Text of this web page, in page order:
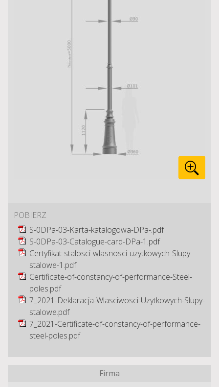
POBIERZ
S-0DPa-03-Karta-katalogowa-DPa-.pdf
S-0DPa-03-Catalogue-card-DPa-1.pdf
Certyfikat-stalosci-wlasnosci-uzytkowych-Slupy-
stalowe-1.pdf
Certificate-of-constancy-of-performance-Steel-
poles.pdf
7_2021-Deklaracja-Wlasciwosci-Uzytkowych-Slupy-
stalowe.pdf
7_2021-Certificate-of-constancy-of-performance-
steel-poles.pdf
Firma